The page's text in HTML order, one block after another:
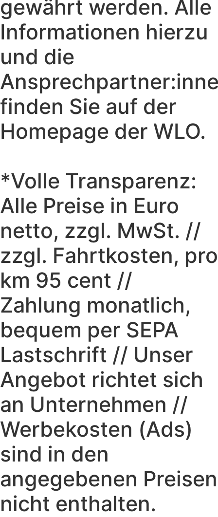
gewährt werden. Alle
Informationen hierzu
und die
finden Sie auf der
Homepage der WLO.
*Volle Transparenz:
Alle Preise in Euro
netto, zzgl. MwSt. //
zzgl. Fahrtkosten, pro
km 95 cent //
Zahlung monatlich,
bequem per SEPA
Lastschrift // Unser
Angebot richtet sich
an Unternehmen //
Werbekosten (Ads)
sind in den
angegebenen Preisen
nicht enthalten.